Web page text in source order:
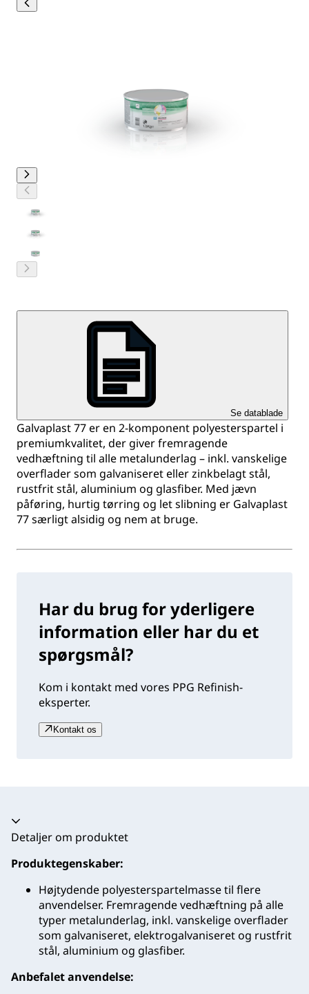
Se datablade
Galvaplast 77 er en 2-komponent polyesterspartel i
premiumkvalitet, der giver fremragende
vedhæftning til alle metalunderlag – inkl. vanskelige
overflader som galvaniseret eller zinkbelagt stål,
rustfrit stål, aluminium og glasfiber. Med jævn
påføring, hurtig tørring og let slibning er Galvaplast
77 særligt alsidig og nem at bruge.
Har du brug for yderligere
information eller har du et
spørgsmål?
Kom i kontakt med vores PPG Refinish-
eksperter.
Kontakt os
Harmonika kollapset
Detaljer om produktet
Produktegenskaber:
Højtydende polyesterspartelmasse til flere
anvendelser. Fremragende vedhæftning på alle
typer metalunderlag, inkl. vanskelige overflader
som galvaniseret, elektrogalvaniseret og rustfrit
stål, aluminium og glasfiber.
Anbefalet anvendelse: